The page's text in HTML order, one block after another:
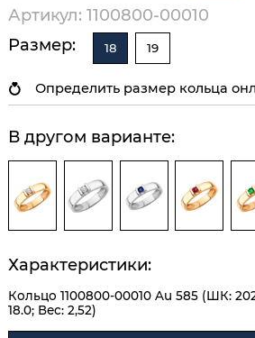
Артикул: 1100800-00010
Размер:
18 19
Определить размер кольца
В другом варианте:
Характеристики:
Кольцо 1100800-00010 Au 585 (ШК:
18.0; Вес: 2,52)